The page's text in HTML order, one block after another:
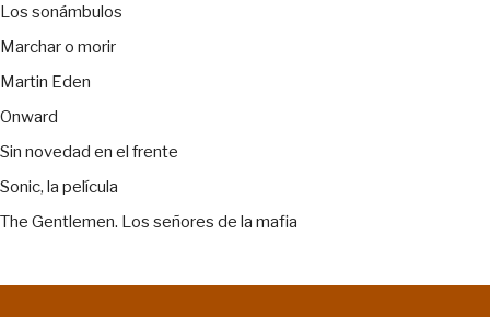
Los sonámbulos
Marchar o morir
Martin Eden
Onward
Sin novedad en el frente
Sonic, la película
The Gentlemen. Los señores de la mafia